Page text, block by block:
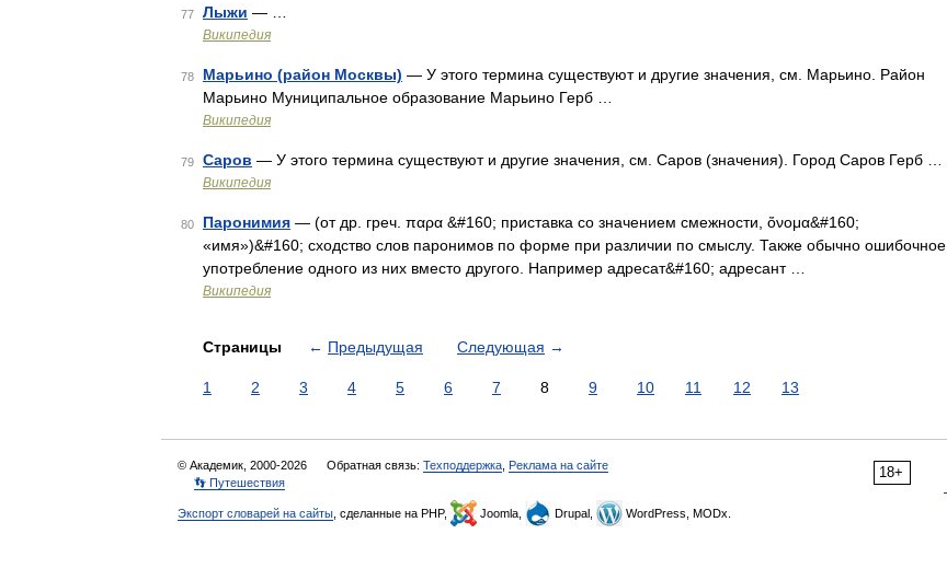
77 Лыжи — …
Википедия
78 Марьино (район Москвы) — У этого термина существуют и другие значения, см. Марьино. Район
Марьино Муниципальное образование Марьино Герб …
Википедия
79 Саров — У этого термина существуют и другие значения, см. Саров (значения). Город Саров Герб …
Википедия
80 Паронимия — (от др. греч. παρα &#160; приставка со значением смежности, ὄνομα&#160;
«имя»)&#160; сходство слов паронимов по форме при различии по смыслу. Также обычно ошибочное
употребление одного из них вместо другого. Например адресат&#160; адресант …
Википедия
Страницы ← Предыдущая Следующая →
1 2 3 4 5 6 7 8 9 10 11 12 13
18+
© Академик, 2000-2026 Обратная связь: Техподдержка Реклама на сайте
👣 Путешествия
Экспорт словарей на сайты , сделанные на PHP, Joomla, Drupal, WordPress, MODx.